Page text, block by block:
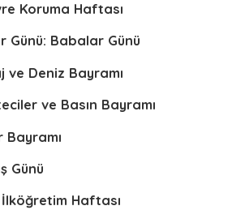
Koruma Haftası
Günü: Babalar Günü
ve Deniz Bayramı
ve Basın Bayramı
Günü
İlköğretim Haftası